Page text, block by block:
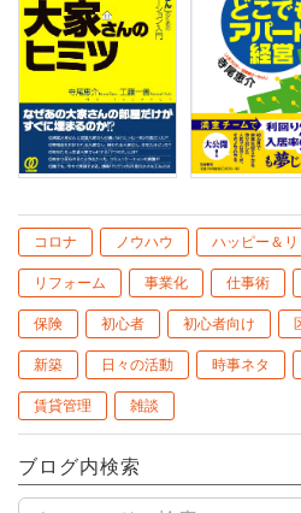
コロナ ノウハウ ハッピー＆リ
リフォーム 事業化 仕事術
保険 初心者 初心者向け
新築 日々の活動 時事ネタ
賃貸管理 雑談
ブログ内検索